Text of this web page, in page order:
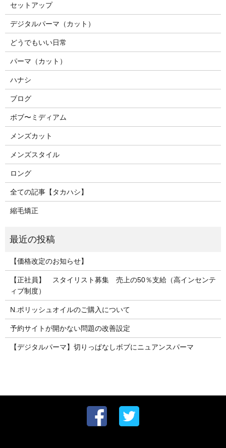
セットアップ
デジタルパーマ（カット）
どうでもいい日常
パーマ（カット）
ハナシ
ブログ
ボブ〜ミディアム
メンズカット
メンズスタイル
ロング
全ての記事【タカハシ】
縮毛矯正
【価格改定のお知らせ】
【正社員】 スタイリスト募集 売上の50％支給（高インセンテ
ィブ制度）
N.ポリッシュオイルのご購入について
予約サイトが開かない問題の改善設定
【デジタルパーマ】切りっぱなしボブにニュアンスパーマ